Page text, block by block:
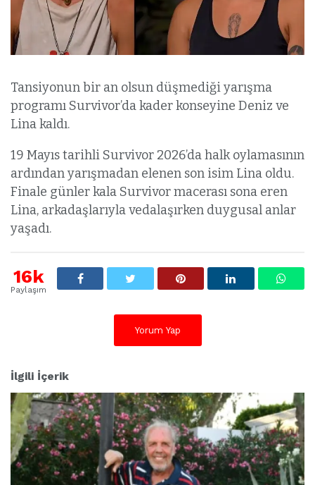
Tansiyonun bir an olsun düşmediği yarışma
programı Survivor’da kader konseyine Deniz ve
Lina kaldı.
19 Mayıs tarihli Survivor 2026’da halk oylamasının
ardından yarışmadan elenen son isim Lina oldu.
Finale günler kala Survivor macerası sona eren
Lina, arkadaşlarıyla vedalaşırken duygusal anlar
yaşadı.
16k
Paylaşım
Yorum Yap
İlgili İçerik